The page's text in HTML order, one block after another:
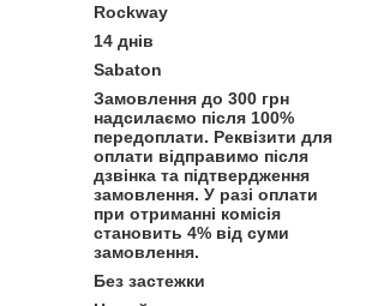
Rockway
14 днів
Sabaton
Замовлення до 300 грн
надсилаємо після 100%
передоплати. Реквізити для
оплати відправимо після
дзвінка та підтвердження
замовлення. У разі оплати
при отриманні комісія
становить 4% від суми
замовлення.
Без застежки